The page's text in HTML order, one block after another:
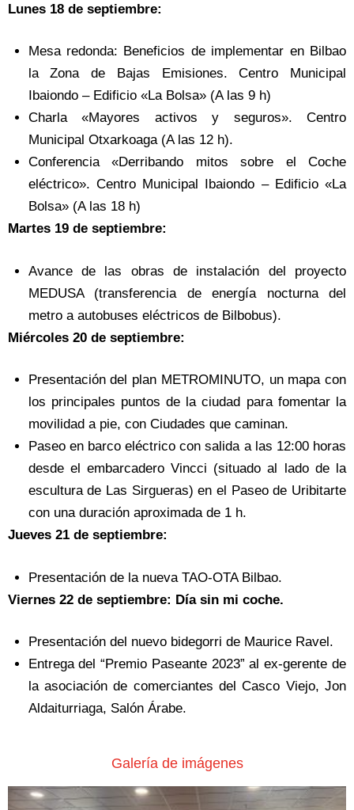
Lunes 18 de septiembre:
Mesa redonda: Beneficios de implementar en Bilbao
la Zona de Bajas Emisiones. Centro Municipal
Ibaiondo – Edificio «La Bolsa» (A las 9 h)
Charla «Mayores activos y seguros». Centro
Municipal Otxarkoaga (A las 12 h).
Conferencia «Derribando mitos sobre el Coche
eléctrico». Centro Municipal Ibaiondo – Edificio «La
Bolsa» (A las 18 h)
Martes 19 de septiembre:
Avance de las obras de instalación del proyecto
MEDUSA (transferencia de energía nocturna del
metro a autobuses eléctricos de Bilbobus).
Miércoles 20 de septiembre:
Presentación del plan METROMINUTO, un mapa con
los principales puntos de la ciudad para fomentar la
movilidad a pie, con Ciudades que caminan.
Paseo en barco eléctrico con salida a las 12:00 horas
desde el embarcadero Vincci (situado al lado de la
escultura de Las Sirgueras) en el Paseo de Uribitarte
con una duración aproximada de 1 h.
Jueves 21 de septiembre:
Presentación de la nueva TAO-OTA Bilbao.
Viernes 22 de septiembre: Día sin mi coche.
Presentación del nuevo bidegorri de Maurice Ravel.
Entrega del “Premio Paseante 2023” al ex-gerente de
la asociación de comerciantes del Casco Viejo, Jon
Aldaiturriaga, Salón Árabe.
Galería de imágenes